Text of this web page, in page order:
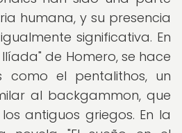
humana, y su presencia
significativa. En
de Homero, se hace
como el pentalithos, un
al backgammon, que
antiguos griegos. En la